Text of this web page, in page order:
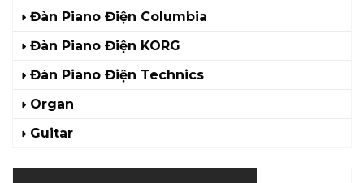
Đàn Piano Điện Columbia
Đàn Piano Điện KORG
Đàn Piano Điện Technics
Organ
Guitar